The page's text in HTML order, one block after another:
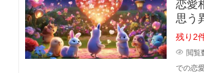
か
く彼
恋愛
思う異
をし
残り2
閲覧
での恋